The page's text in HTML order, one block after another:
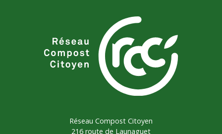
Réseau Compost Citoyen
216 route de Launaguet